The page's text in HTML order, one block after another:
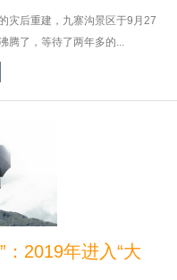
灾后重建，九寨沟景区于9月27
腾了，等待了两年多的...
：2019年进入“大